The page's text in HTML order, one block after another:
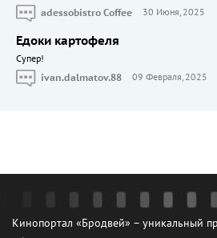
adessobistro Coffee
30 Июня, 2025
Едоки картофеля
Cупер!
ivan.dalmatov.88
09 Февраля, 2025
Кинопортал «Бродвей» – уникальный